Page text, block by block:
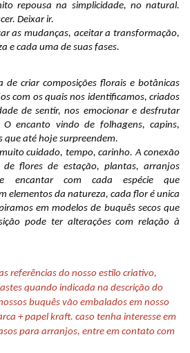
repousa na simplicidade, no natural.
Deixar ir.
as mudanças, aceitar a transformação,
e cada uma de suas fases.
de criar composições florais e botânicas
com os quais nos identificamos, criados
de sentir, nos emocionar e desfrutar
O encanto vindo de folhagens, capins,
que até hoje surpreendem.
cuidado, tempo, carinho. A conexão
flores de estação, plantas, arranjos
encantar com cada espécie que
elementos da natureza, cada flor é unica
em modelos de buquês secos que
pode ter alterações com relação à
referências do nosso estilo criativo,
quando indicada na descrição do
buquês vão embalados em nosso
+ papel kraft. caso tenha interesse em
para arranjos, entre em contato com